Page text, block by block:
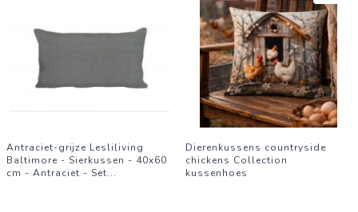
Antraciet-grijze Lesliliving
Baltimore - Sierkussen - 40x60
cm - Antraciet - Set...
Dierenkussens countryside
chickens Collection
kussenhoes